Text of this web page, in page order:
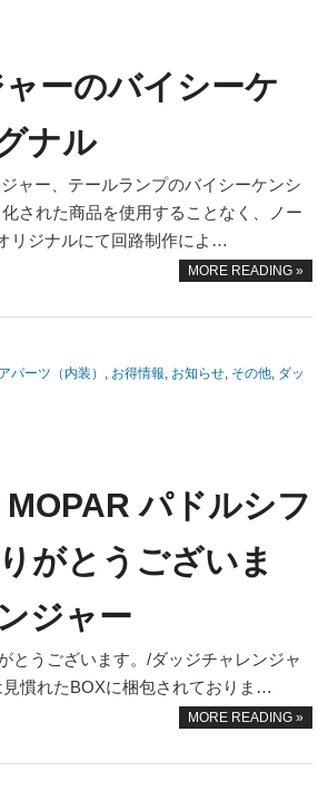
ーのバイシーケ
ナル
ャー、テールランプのバイシーケンシ
された商品を使用することなく、ノー
リジナルにて回路制作によ…
MORE READING »
パーツ（内装） , お得情報, お知らせ, その他, ダッ
パドルシフ
がとうございま
ジャー
とうございます。/ダッジチャレンジャ
慣れたBOXに梱包されておりま…
MORE READING »